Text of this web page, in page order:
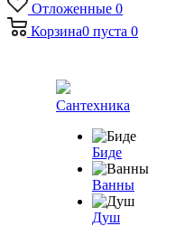
Отложенные 0
Корзина0 пуста 0
Сантехника
Биде
Ванны
Душ